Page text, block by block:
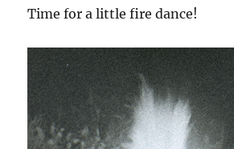
Time for a little fire dance!